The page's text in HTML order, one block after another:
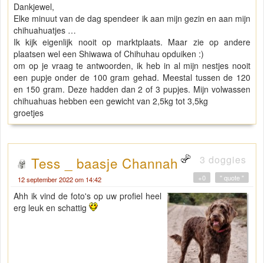
Dankjewel,
Elke minuut van de dag spendeer ik aan mijn gezin en aan mijn
chihuahuatjes …
Ik kijk eigenlijk nooit op marktplaats. Maar zie op andere
plaatsen wel een Shiwawa of Chihuhau opduiken :)
om op je vraag te antwoorden, ik heb in al mijn nestjes nooit
een pupje onder de 100 gram gehad. Meestal tussen de 120
en 150 gram. Deze hadden dan 2 of 3 pupjes. Mijn volwassen
chihuahuas hebben een gewicht van 2,5kg tot 3,5kg
groetjes
Tess _ baasje Channah 3 doggies
12 september 2022 om 14:42 " quote "
+0
Ahh ik vind de foto's op uw profiel heel
erg leuk en schattig